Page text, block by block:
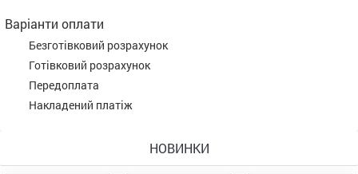
Варіанти оплати
Безготівковий розрахунок
Готівковий розрахунок
Передоплата
Накладений платіж
НОВИНКИ